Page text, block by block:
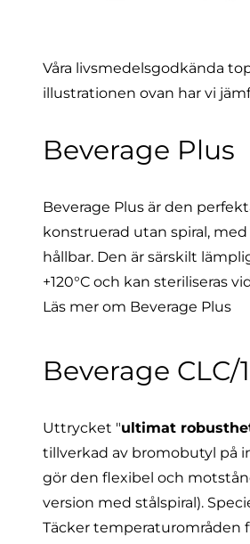
Våra livsmedelsgodkända
illustrationen ovan har vi
Beverage Plus
Beverage Plus är den
konstruerad utan spiral,
hållbar. Den är särskilt
+120°C och kan steriliseras
Läs mer om Beverage Plus
Beverage
Uttrycket "ultimat
tillverkad av bromobutyl på
gör den flexibel och
version med stålspiral).
Täcker temperaturområden